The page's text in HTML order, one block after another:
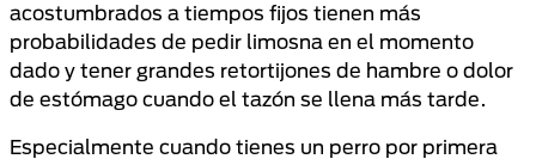
acostumbrados a tiempos fijos tienen más
probabilidades de pedir limosna en el momento
dado y tener grandes retortijones de hambre o dolor
de estómago cuando el tazón se llena más tarde.
Especialmente cuando tienes un perro por primera